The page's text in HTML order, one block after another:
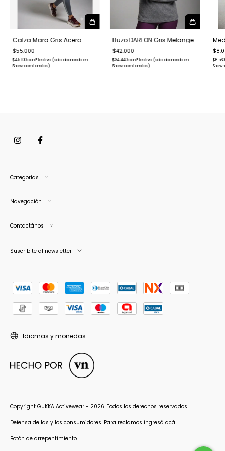
Calza Mara Gris Acero
$55.000
$45.100conEfectivo (solo abonando en
Showroom Lomitas)
Buzo DARLON Gris Melange
$42.000
$34.440conEfectivo (solo abonando en
Showroom Lomitas)
Categorías
Navegación
Contactános
Suscribite al newsletter
Idiomas y monedas
Copyright GUKKA Activewear - 2026. Todos los derechos reservados.
Defensa de las y los consumidores. Para reclamos ingresá acá.
Botón de arrepentimiento